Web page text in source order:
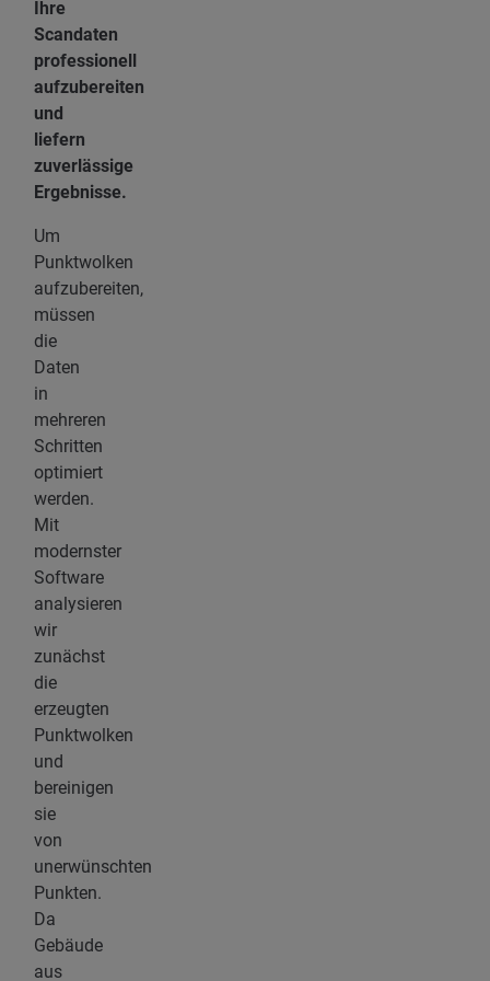
Ihre
Scandaten
professionell
aufzubereiten
und
liefern
zuverlässige
Ergebnisse.
Um
Punktwolken
aufzubereiten,
müssen
die
Daten
in
mehreren
Schritten
optimiert
werden.
Mit
modernster
Software
analysieren
wir
zunächst
die
erzeugten
Punktwolken
und
bereinigen
sie
von
unerwünschten
Punkten.
Da
Gebäude
aus